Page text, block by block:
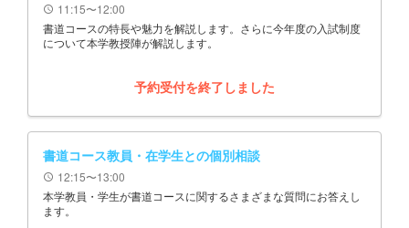
schedule 11:15〜12:00
書道コースの特長や魅力を解説します。さらに今年度の入試制度
について本学教授陣が解説します。
予約受付を終了しました
書道コース教員・在学生との個別相談
schedule 12:15〜13:00
本学教員・学生が書道コースに関するさまざまな質問にお答えし
ます。